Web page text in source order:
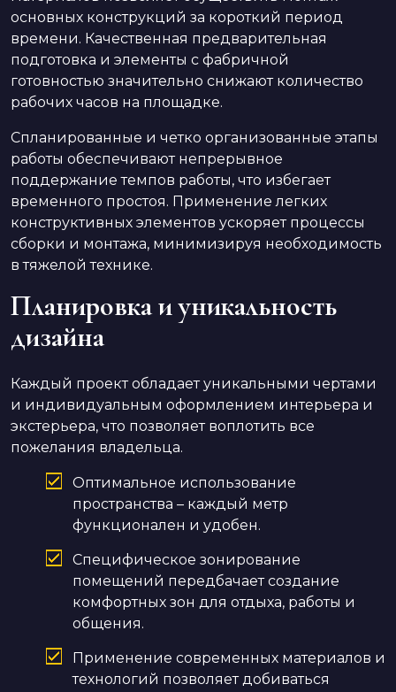
основных конструкций за короткий период
времени. Качественная предварительная
подготовка и элементы с фабричной
готовностью значительно снижают количество
рабочих часов на площадке.
Спланированные и четко организованные этапы
работы обеспечивают непрерывное
поддержание темпов работы, что избегает
временного простоя. Применение легких
конструктивных элементов ускоряет процессы
сборки и монтажа, минимизируя необходимость
в тяжелой технике.
Планировка и уникальность
дизайна
Каждый проект обладает уникальными чертами
и индивидуальным оформлением интерьера и
экстерьера, что позволяет воплотить все
пожелания владельца.
Оптимальное использование
пространства – каждый метр
функционален и удобен.
Специфическое зонирование
помещений передбачает создание
комфортных зон для отдыха, работы и
общения.
Применение современных материалов и
технологий позволяет добиваться